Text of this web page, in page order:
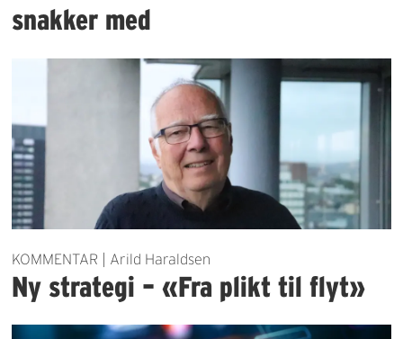
snakker med
KOMMENTAR | Arild Haraldsen
Ny strategi – «Fra plikt til flyt»